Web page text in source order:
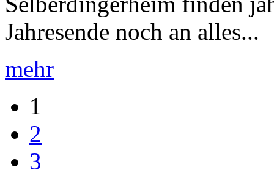
Jahresende noch an alles...
mehr
1
2
3